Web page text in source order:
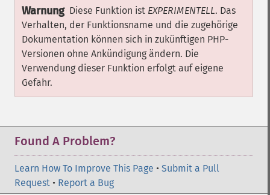
Warnung Diese Funktion ist EXPERIMENTELL. Das
Verhalten, der Funktionsname und die zugehörige
Dokumentation können sich in zukünftigen PHP-
Versionen ohne Ankündigung ändern. Die
Verwendung dieser Funktion erfolgt auf eigene
Gefahr.
Found A Problem?
Learn How To Improve This Page • Submit a Pull
Request • Report a Bug